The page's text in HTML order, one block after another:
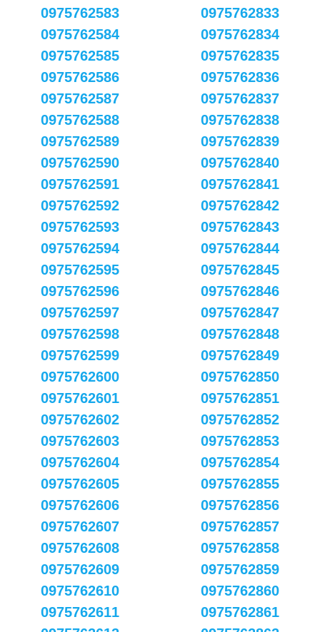
0975762583
0975762584
0975762585
0975762586
0975762587
0975762588
0975762589
0975762590
0975762591
0975762592
0975762593
0975762594
0975762595
0975762596
0975762597
0975762598
0975762599
0975762600
0975762601
0975762602
0975762603
0975762604
0975762605
0975762606
0975762607
0975762608
0975762609
0975762610
0975762611
0975762833
0975762834
0975762835
0975762836
0975762837
0975762838
0975762839
0975762840
0975762841
0975762842
0975762843
0975762844
0975762845
0975762846
0975762847
0975762848
0975762849
0975762850
0975762851
0975762852
0975762853
0975762854
0975762855
0975762856
0975762857
0975762858
0975762859
0975762860
0975762861